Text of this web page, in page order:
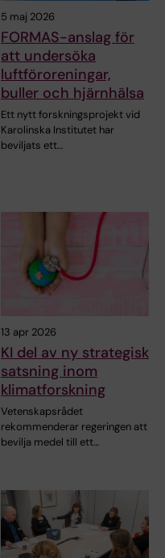
5 maj 2026
FORMAS-anslag för
att undersöka
luftföroreningar,
buller och hjärnhälsa
Ett nytt forskningsprojekt vid
Karolinska Institutet har
beviljats ett…
13 apr 2026
KI del av ny strategisk
satsning inom
klimatforskning
Vetenskapsrådet
rekommenderar regeringen att
bevilja medel till ett…